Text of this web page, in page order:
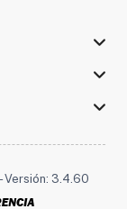
Versión: 3.4.60